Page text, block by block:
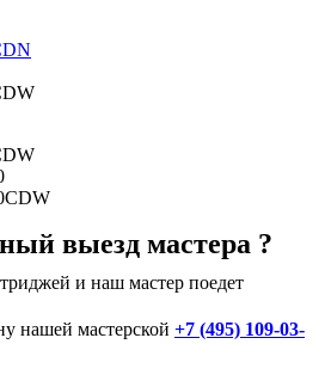
выезд мастера ?
и наш мастер поедет
нашей мастерской +7 (495) 109-03-